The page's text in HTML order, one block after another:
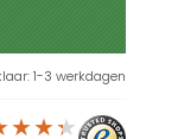
: 1-3 werkdagen